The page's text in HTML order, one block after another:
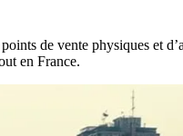
de vente physiques et
en France.